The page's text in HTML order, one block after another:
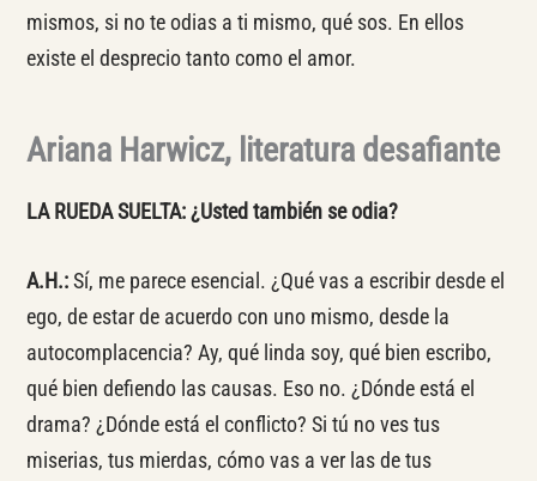
mismos, si no te odias a ti mismo, qué sos. En ellos
existe el desprecio tanto como el amor.
Ariana Harwicz, literatura desafiante
LA RUEDA SUELTA:¿Usted también se odia?
A.H.:Sí, me parece esencial. ¿Qué vas a escribir desde el
ego, de estar de acuerdo con uno mismo, desde la
autocomplacencia? Ay, qué linda soy, qué bien escribo,
qué bien defiendo las causas. Eso no. ¿Dónde está el
drama? ¿Dónde está el conflicto? Si tú no ves tus
miserias, tus mierdas, cómo vas a ver las de tus